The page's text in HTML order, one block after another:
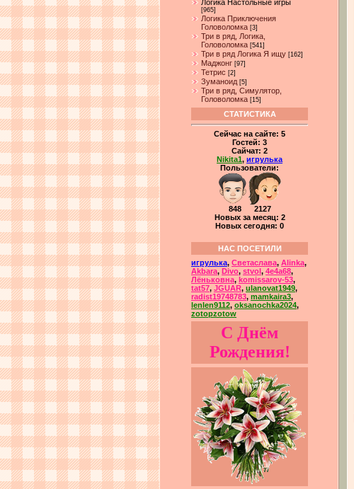
Логика Настольные игры
[965]
Логика Приключения
Головоломка [3]
Три в ряд, Логика,
Головоломка [541]
Три в ряд Логика Я ищу [162]
Маджонг [97]
Тетрис [2]
Зуманоид [5]
Три в ряд, Симулятор,
Головоломка [15]
СТАТИСТИКА
Сейчас на сайте: 5
Гостей: 3
Сайчат: 2
Nikita1, игрулька
Пользователи:
848 2127
Новых за месяц: 2
Новых сегодня: 0
НАС ПОСЕТИЛИ
игрулька, Светаслава, Alinka,
Akbara, Divo, stvol , 4e4a68,
Лёньковна, komissarov-53,
tat57, JGUAR, ulanovat1949,
radist19748783, mamkaira3,
lenlen9112, oksanochka2024,
zotopzotow
С Днём
Рождения!